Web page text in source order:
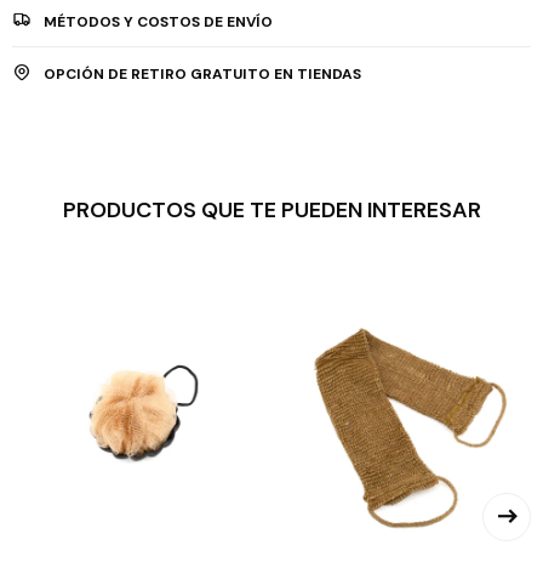
MÉTODOS Y COSTOS DE ENVÍO
OPCIÓN DE RETIRO GRATUITO EN TIENDAS
PRODUCTOS QUE TE PUEDEN INTERESAR